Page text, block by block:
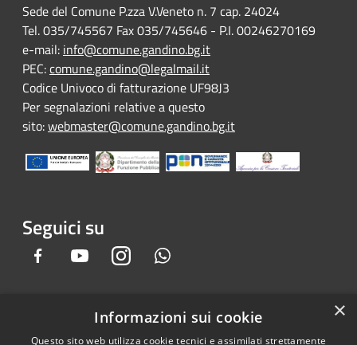
Sede del Comune P.zza V.Veneto n. 7 cap. 24024
Tel. 035/745567 Fax 035/745646 - P.I. 00246270169
e-mail: info@comune.gandino.bg.it
PEC:comune.gandino@legalmail.it
Codice Univoco di fatturazione UF98J3
Per segnalazioni relative a questo
sito:webmaster@comune.gandino.bg.it
Seguici su
Facebook YoutubeInstagram
×
Informazioni sui cookie
Questo sito web utilizza cookie tecnici e assimilati strettamente